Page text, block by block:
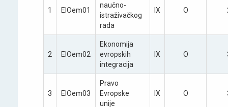
1 EIOеm01
naučno-
istraživačkog
rada
IX O
2 EIOеm02
Ekonomija
evropskih
integracija
IX O
3 EIOеm03
Pravo
Evropske
unije
IX O